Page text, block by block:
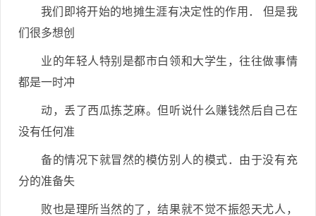
我们即将开始的地摊生涯有决定性的作用． 但是我
们很多想创
业的年轻人特别是都市白领和大学生，往往做事情
都是一时冲
动，丢了西瓜拣芝麻。但听说什么赚钱然后自己在
没有任何准
备的情况下就冒然的模仿别人的模式．由于没有充
分的准备失
败也是理所当然的了，结果就不觉不振怨天尤人，